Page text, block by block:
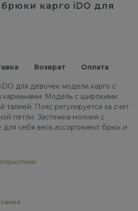
карго iDO для
Возврат Оплата
для девочек модели карго с
Модель с широкими
талией. Пояс регулируется за счет
петли. Застежка-молния с
для себя весь ассортимент брюк и